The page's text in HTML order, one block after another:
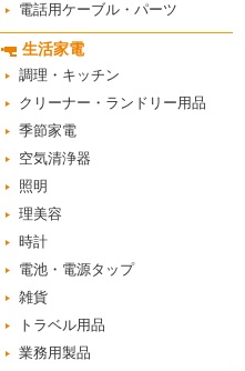
電話用ケーブル・パーツ
生活家電
調理・キッチン
クリーナー・ランドリー用品
季節家電
空気清浄器
照明
理美容
時計
電池・電源タップ
雑貨
トラベル用品
業務用製品